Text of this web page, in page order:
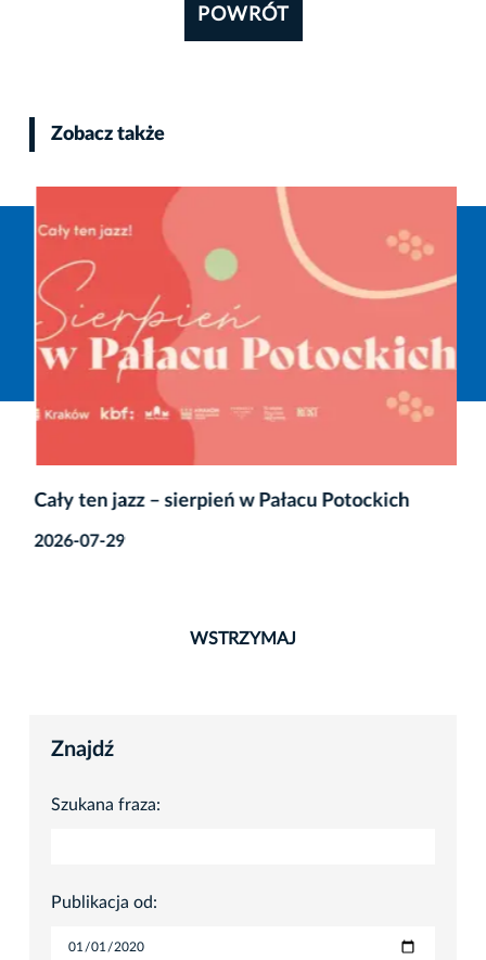
POWRÓT
Zobacz także
Cały ten jazz – sierpień w Pałacu Potockich
2026-07-29
WSTRZYMAJ
Znajdź
Szukana fraza:
Publikacja od: